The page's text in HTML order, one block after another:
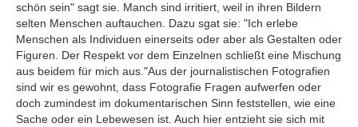
schön sein" sagt sie. Manch sind irritiert, weil in ihren Bildern
selten Menschen auftauchen. Dazu sgat sie: "Ich erlebe
Menschen als Individuen einerseits oder aber als Gestalten oder
Figuren. Der Respekt vor dem Einzelnen schließt eine Mischung
aus beidem für mich aus."Aus der journalistischen Fotografien
sind wir es gewohnt, dass Fotografie Fragen aufwerfen oder
doch zumindest im dokumentarischen Sinn feststellen, wie eine
Sache oder ein Lebewesen ist. Auch hier entzieht sie sich mit